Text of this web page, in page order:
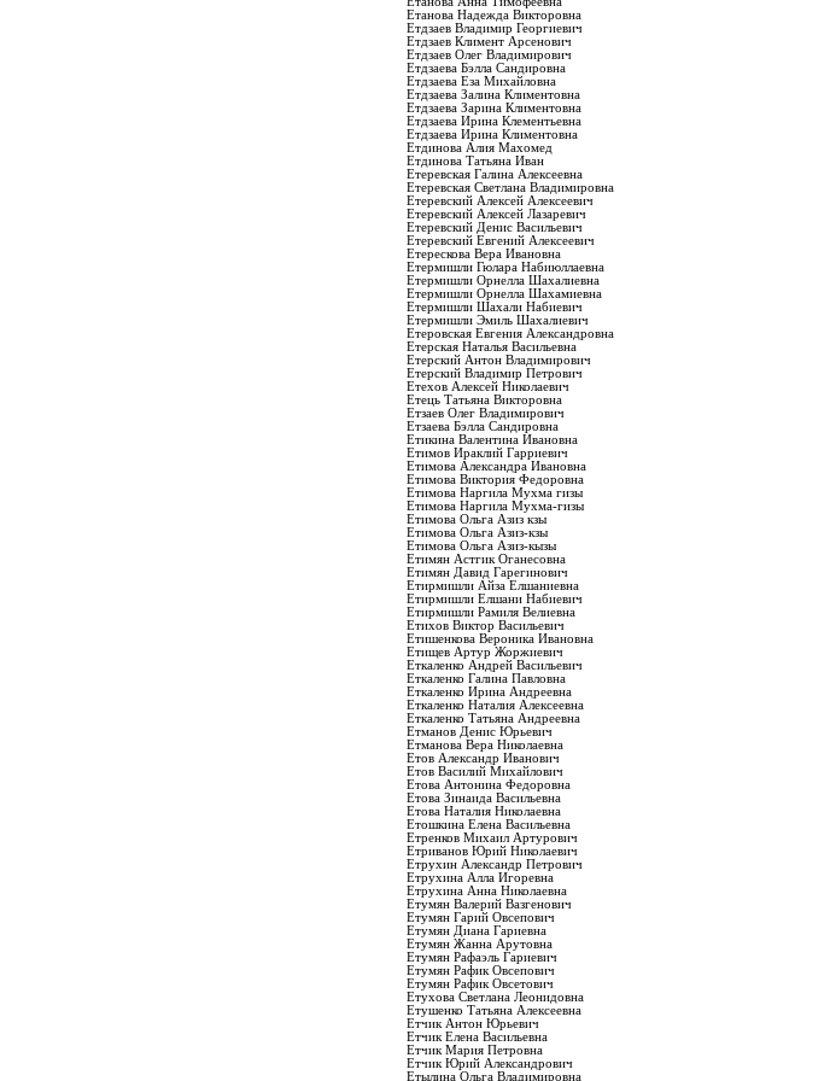
Етанова Надежда Викторовна
Етдзаев Владимир Георгиевич
Етдзаев Климент Арсенович
Етдзаев Олег Владимирович
Етдзаева Бэлла Сандировна
Етдзаева Еза Михайловна
Етдзаева Залина Климентовна
Етдзаева Зарина Климентовна
Етдзаева Ирина Клементьевна
Етдзаева Ирина Климентовна
Етдинова Алия Махомед
Етдинова Татьяна Иван
Етеревская Галина Алексеевна
Етеревская Светлана Владимировна
Етеревский Алексей Алексеевич
Етеревский Алексей Лазаревич
Етеревский Денис Васильевич
Етеревский Евгений Алексеевич
Етерескова Вера Ивановна
Етермишли Гюлара Набиюллаевна
Етермишли Орнелла Шахалиевна
Етермишли Орнелла Шахамиевна
Етермишли Шахали Набиевич
Етермишли Эмиль Шахалиевич
Етеровская Евгения Александровна
Етерская Наталья Васильевна
Етерский Антон Владимирович
Етерский Владимир Петрович
Етехов Алексей Николаевич
Етець Татьяна Викторовна
Етзаев Олег Владимирович
Етзаева Бэлла Сандировна
Етикина Валентина Ивановна
Етимов Ираклий Гарриевич
Етимова Александра Ивановна
Етимова Виктория Федоровна
Етимова Наргила Мухма гизы
Етимова Наргила Мухма-гизы
Етимова Ольга Азиз кзы
Етимова Ольга Азиз-кзы
Етимова Ольга Азиз-кызы
Етимян Астгик Оганесовна
Етимян Давид Гарегинович
Етирмишли Айза Елшаниевна
Етирмишли Елшани Набиевич
Етирмишли Рамиля Велиевна
Етихов Виктор Васильевич
Етишенкова Вероника Ивановна
Етищев Артур Жоржиевич
Еткаленко Андрей Васильевич
Еткаленко Галина Павловна
Еткаленко Ирина Андреевна
Еткаленко Наталия Алексеевна
Еткаленко Татьяна Андреевна
Етманов Денис Юрьевич
Етманова Вера Николаевна
Етов Александр Иванович
Етов Василий Михайлович
Етова Антонина Федоровна
Етова Зинаида Васильевна
Етова Наталия Николаевна
Етошкина Елена Васильевна
Етренков Михаил Артурович
Етриванов Юрий Николаевич
Етрухин Александр Петрович
Етрухина Алла Игоревна
Етрухина Анна Николаевна
Етумян Валерий Вазгенович
Етумян Гарий Овсепович
Етумян Диана Гариевна
Етумян Жанна Арутовна
Етумян Рафаэль Гариевич
Етумян Рафик Овсепович
Етумян Рафик Овсетович
Етухова Светлана Леонидовна
Етушенко Татьяна Алексеевна
Етчик Антон Юрьевич
Етчик Елена Васильевна
Етчик Мария Петровна
Етчик Юрий Александрович
Етылина Ольга Владимировна